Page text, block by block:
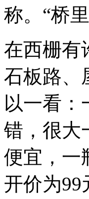
称。“桥
在西栅有
石板路、
以一看：
错，很大
便宜，一
开价为